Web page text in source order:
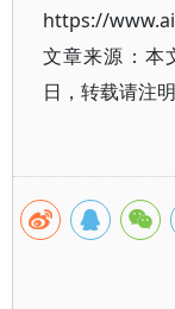
https://
文章来源：本
日，转载请注